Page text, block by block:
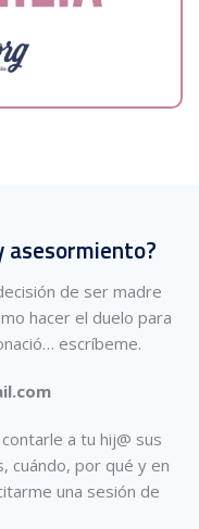
asesormiento?
de ser madre
hacer el duelo para
escríbeme.
a tu hij@ sus
cuándo, por qué y en
una sesión de